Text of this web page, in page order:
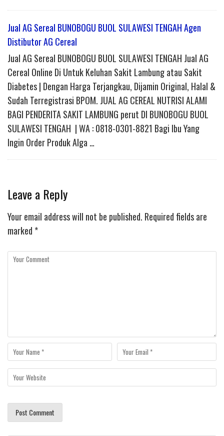
Jual AG Sereal BUNOBOGU BUOL SULAWESI TENGAH Agen
Distibutor AG Cereal
Jual AG Sereal BUNOBOGU BUOL SULAWESI TENGAH Jual AG
Cereal Online Di Untuk Keluhan Sakit Lambung atau Sakit
Diabetes | Dengan Harga Terjangkau, Dijamin Original, Halal &
Sudah Terregistrasi BPOM. JUAL AG CEREAL NUTRISI ALAMI
BAGI PENDERITA SAKIT LAMBUNG perut DI BUNOBOGU BUOL
SULAWESI TENGAH | WA : 0818-0301-8821 Bagi Ibu Yang
Ingin Order Produk Alga …
Leave a Reply
Your email address will not be published. Required fields are
marked *